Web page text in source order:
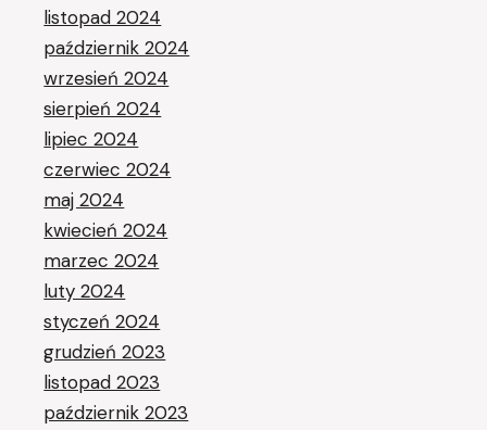
listopad 2024
październik 2024
wrzesień 2024
sierpień 2024
lipiec 2024
czerwiec 2024
maj 2024
kwiecień 2024
marzec 2024
luty 2024
styczeń 2024
grudzień 2023
listopad 2023
październik 2023